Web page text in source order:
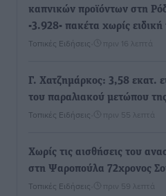
καπνικών προϊόντων στη
-3.928- πακέτα χωρίς
Τοπικές Ειδήσεις πριν 16 λεπτά
Γ. Χατζημάρκος: 3,58 εκατ.
του παραλιακού μετώπου
Τοπικές Ειδήσεις πριν 55 λεπτά
Χωρίς τις αισθήσεις του
στη Ψαροπούλα 72χρονος
Τοπικές Ειδήσεις πριν 59 λεπτά